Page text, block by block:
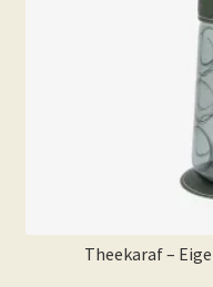
Theekaraf –